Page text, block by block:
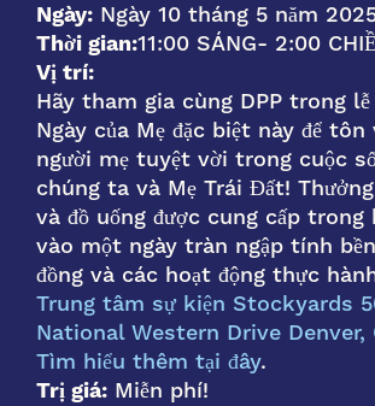
Ngày: Ngày 10 tháng 5 năm
Thời gian:11:00 SÁNG- 2:00
Vị trí:
Hãy tham gia cùng DPP trong
Ngày của Mẹ đặc biệt này để
người mẹ tuyệt vời trong cuộc
chúng ta và Mẹ Trái Đất!
và đồ uống được cung cấp
vào một ngày tràn ngập tính
đồng và các hoạt động thực
Trung tâm sự kiện Stockyards
National Western Drive Denver,
Tìm hiểu thêm tại đây.
Trị giá: Miễn phí!